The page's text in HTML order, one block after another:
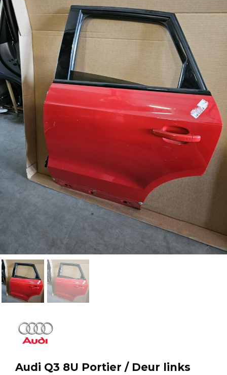
Audi Q3 8U Portier / Deur links